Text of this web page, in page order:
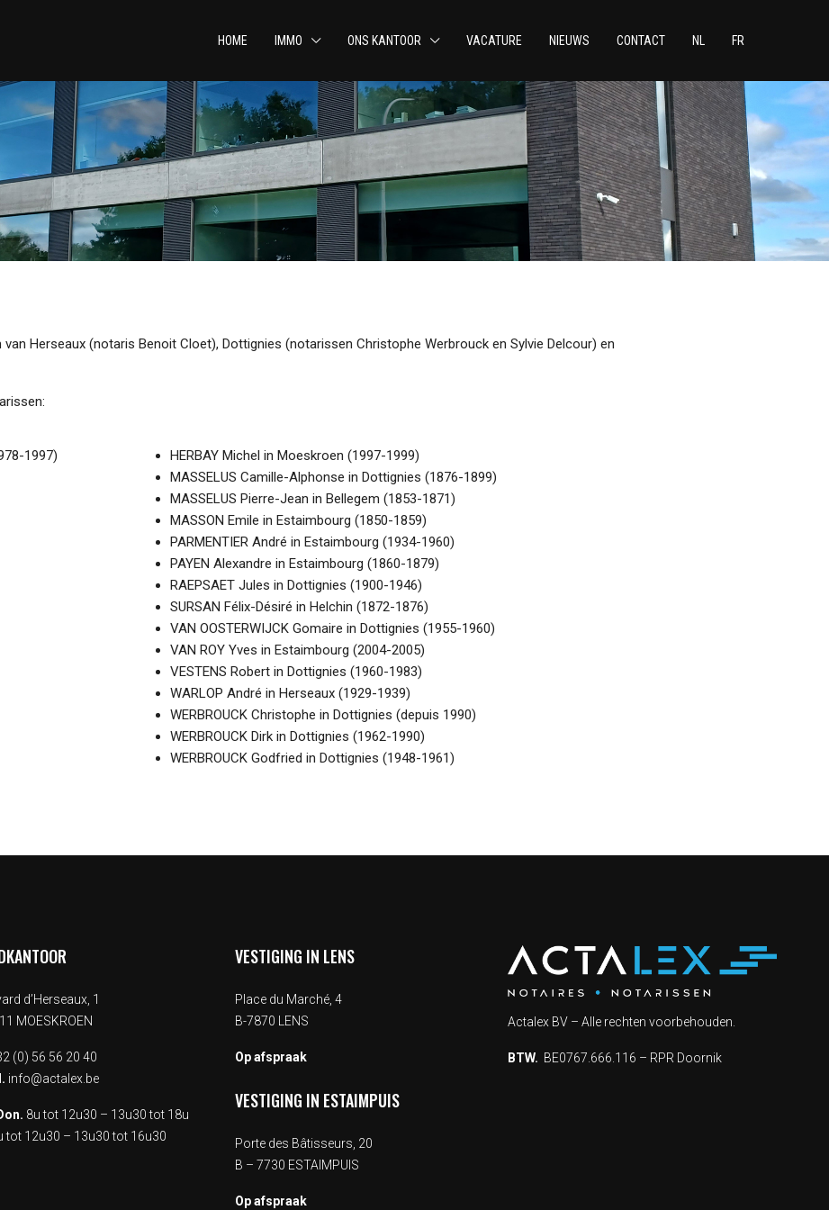
HOME IMMO ONS KANTOOR VACATURE NIEUWS CONTACT NL FR
Herseaux (notaris Benoit Cloet), Dottignies (notarissen Christophe Werbrouck en Sylvie Delcour) en
1997)
HERBAY Michel in Moeskroen (1997-1999)
MASSELUS Camille-Alphonse in Dottignies (1876-1899)
MASSELUS Pierre-Jean in Bellegem (1853-1871)
MASSON Emile in Estaimbourg (1850-1859)
PARMENTIER André in Estaimbourg (1934-1960)
PAYEN Alexandre in Estaimbourg (1860-1879)
RAEPSAET Jules in Dottignies (1900-1946)
SURSAN Félix-Désiré in Helchin (1872-1876)
VAN OOSTERWIJCK Gomaire in Dottignies (1955-1960)
VAN ROY Yves in Estaimbourg (2004-2005)
VESTENS Robert in Dottignies (1960-1983)
WARLOP André in Herseaux (1929-1939)
WERBROUCK Christophe in Dottignies (depuis 1990)
WERBROUCK Dirk in Dottignies (1962-1990)
WERBROUCK Godfried in Dottignies (1948-1961)
d’Herseaux, 1
MOESKROEN
(0) 56 56 20 40
info@actalex.be
8u tot 12u30 – 13u30 tot 18u
tot 12u30 – 13u30 tot 16u30
VESTIGING IN LENS
Place du Marché, 4
B-7870 LENS
Op afspraak
VESTIGING IN ESTAIMPUIS
Porte des Bâtisseurs, 20
B – 7730 ESTAIMPUIS
Op afspraak
Actalex BV – Alle rechten voorbehouden.
BTW. BE0767.666.116 – RPR Doornik